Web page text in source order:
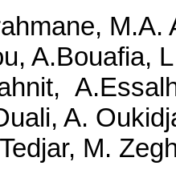
M.A.
A.Bouafia,
A.
M.